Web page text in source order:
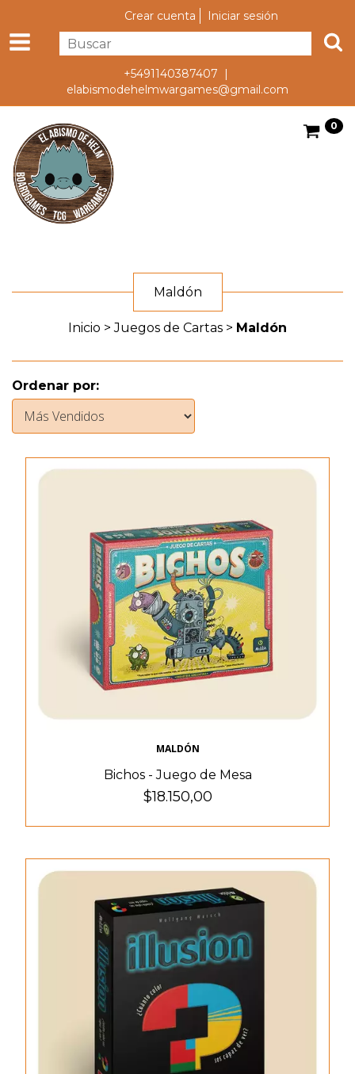
Crear cuenta Iniciar sesión
+5491140387407 |
elabismodehelmwargames@gmail.com
0
Maldón
Inicio > Juegos de Cartas > Maldón
Ordenar por:
MALDÓN
Bichos - Juego de Mesa
$18.150,00